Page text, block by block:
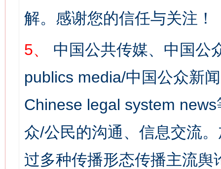
解。感谢您的信任与关注！
5、
中国公共传媒、中国公
publics media/中国公众新
Chinese legal system
众/公民的沟通、信息交流
过多种传播形态传播主流